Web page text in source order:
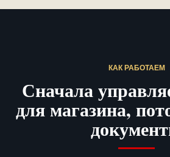
КАК РАБОТАЕМ
Сначала
для магазина,